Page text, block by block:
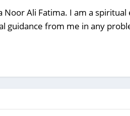
Noor Ali Fatima. I am a
guidance from me in any